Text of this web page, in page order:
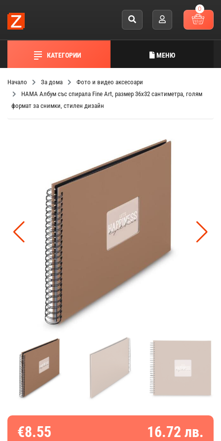
0
КАТЕГОРИИ МЕНЮ
Начало За дома
Фото и видео аксесоари
HAMA Албум със спирала Fine Art, размер 36x32 сантиметра, голям
формат за снимки, стилен дизайн
€8.55 16.72 лв.